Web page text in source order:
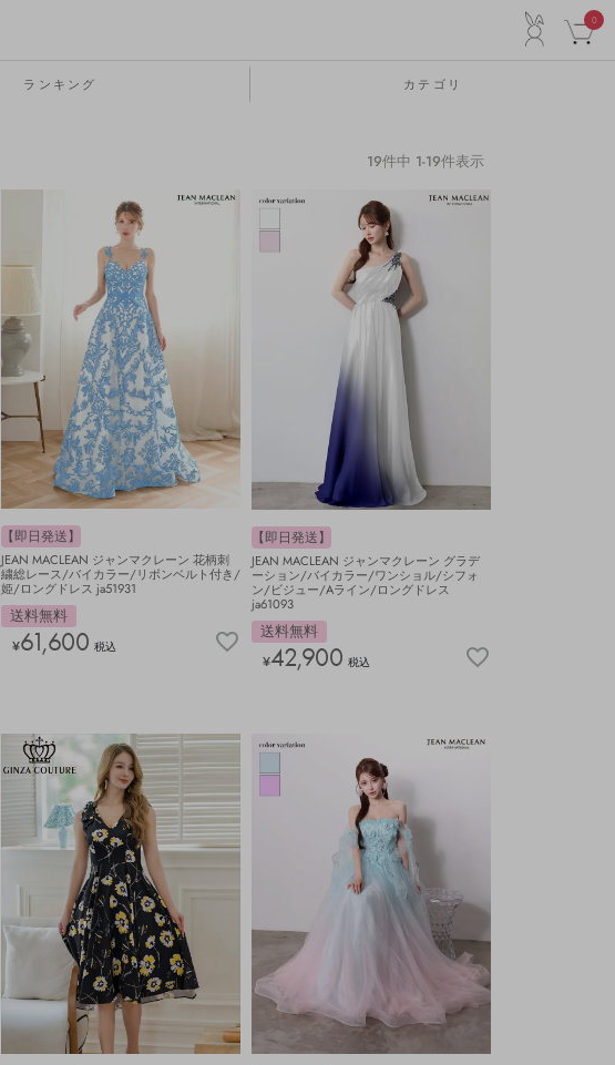
0
ランキング カテゴリ
19件中 1-19件表示
【即日発送】
JEAN MACLEAN ジャンマクレーン 花柄刺
繍総レース/バイカラー/リボンベルト付き/
姫/ロングドレス ja51931
送料無料
¥61,600 税込
【即日発送】
JEAN MACLEAN ジャンマクレーン グラデ
ーション/バイカラー/ワンショル/シフォ
ン/ビジュー/Aライン/ロングドレス
ja61093
送料無料
¥42,900 税込